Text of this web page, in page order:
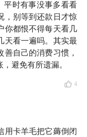
平时有事没事多看看
，别等到还款日才惊
你都恨不得每天看几
天看一遍吗。其实最
自己的消费习惯，
避免有所遗漏。
4
用卡羊毛把它薅倒闭